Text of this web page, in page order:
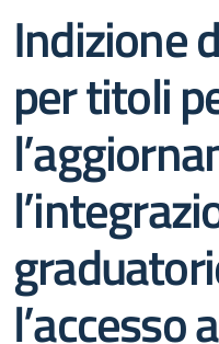
Indizione
per titoli
l’accesso